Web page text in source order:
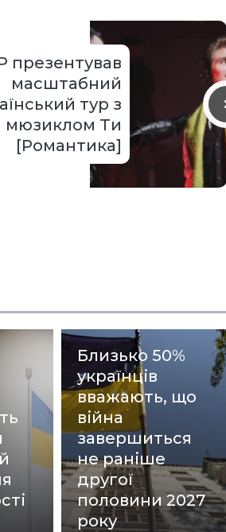
презентував
масштабний
тур з
мюзиклом Ти
[Романтика]
Близько 50%
українців
вважають, що
війна
завершиться
не раніше
другої
половини 2027
року